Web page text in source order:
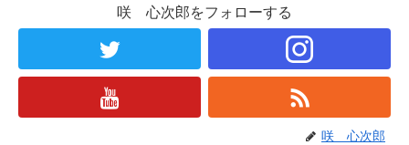
咲 心次郎をフォローする
咲 心次郎